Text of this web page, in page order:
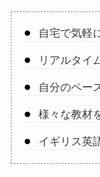
自宅で気軽
リアルタイ
自分のペー
様々な教材
イギリス英